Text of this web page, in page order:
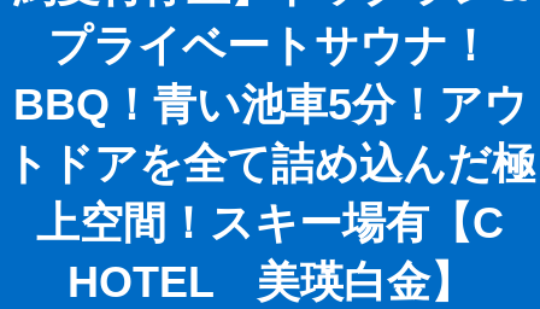
プライベートサウナ！
BBQ！青い池車5分！アウ
トドアを全て詰め込んだ極
上空間！スキー場有【C
HOTEL 美瑛白金】